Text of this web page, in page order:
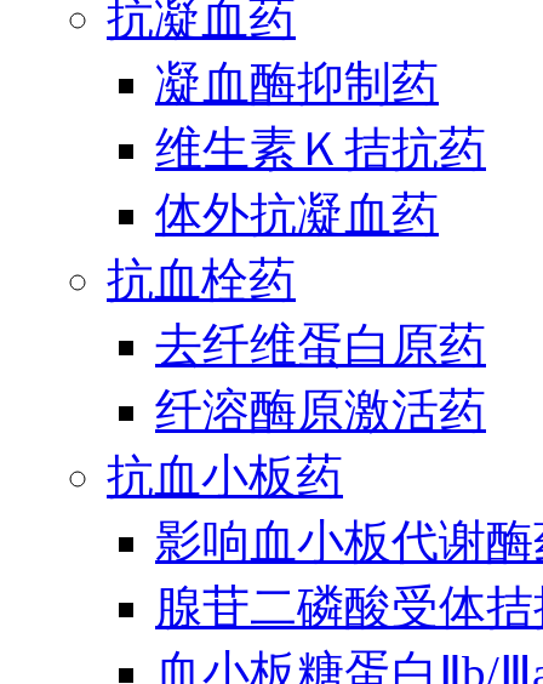
抗凝血药
凝血酶抑制药
维生素Ｋ拮抗药
体外抗凝血药
抗血栓药
去纤维蛋白原药
纤溶酶原激活药
抗血小板药
影响血小板代谢
腺苷二磷酸受体
血小板糖蛋白Ⅱb/